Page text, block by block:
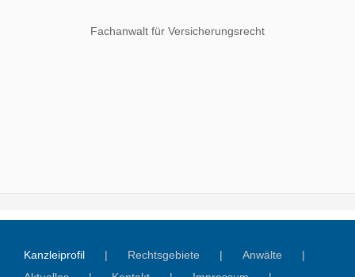
Fachanwalt für Versicherungsrecht
Kanzleiprofil Rechtsgebiete
Anwälte